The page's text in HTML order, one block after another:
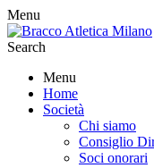
Menu
Search
Menu
Home
Società
Chi siamo
Consiglio
Soci onorari